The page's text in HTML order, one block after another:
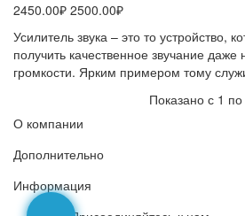
2450.00₽ 2500.00₽
Усилитель звука – это то устройство,
получить качественное звучание даже
громкости. Ярким примером тому
Показано с 1
О компании
Дополнительно
Информация